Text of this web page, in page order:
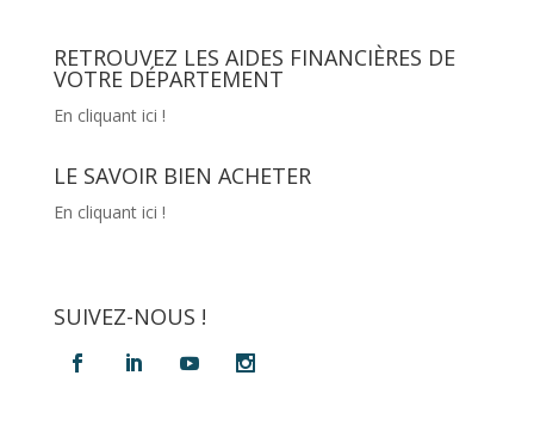
RETROUVEZ LES AIDES FINANCIÈRES DE
VOTRE DÉPARTEMENT
En cliquant ici !
LE SAVOIR BIEN ACHETER
En cliquant ici !
SUIVEZ-NOUS !